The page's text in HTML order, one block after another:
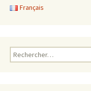
Français
Rechercher :